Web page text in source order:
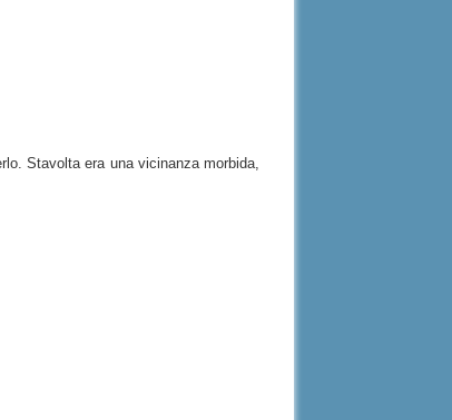
Stavolta era una vicinanza morbida,